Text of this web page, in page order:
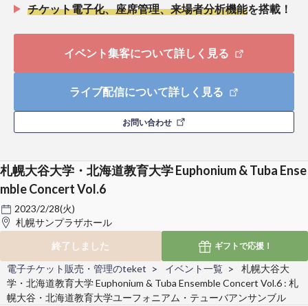
チケット電子化、座席管理、来場者分析機能を搭載！
イベント集客について詳しく見る
ライブ配信について詳しく見る
お問い合わせ
札幌大谷大学・北海道教育大学 Euphonium & Tuba Ense
mble Concert Vol.6
2023/2/28(火)
札幌サンプラザホール
終了しました
ギフトで応援！
電子チケット販売・管理のteket イベント一覧
札幌大谷大
学・北海道教育大学 Euphonium & Tuba Ensemble Concert Vol.6 : 札
幌大谷・北海道教育大学ユーフォニアム・テューバアンサンブル